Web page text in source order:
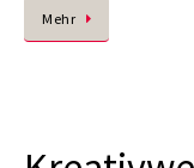
Mehr